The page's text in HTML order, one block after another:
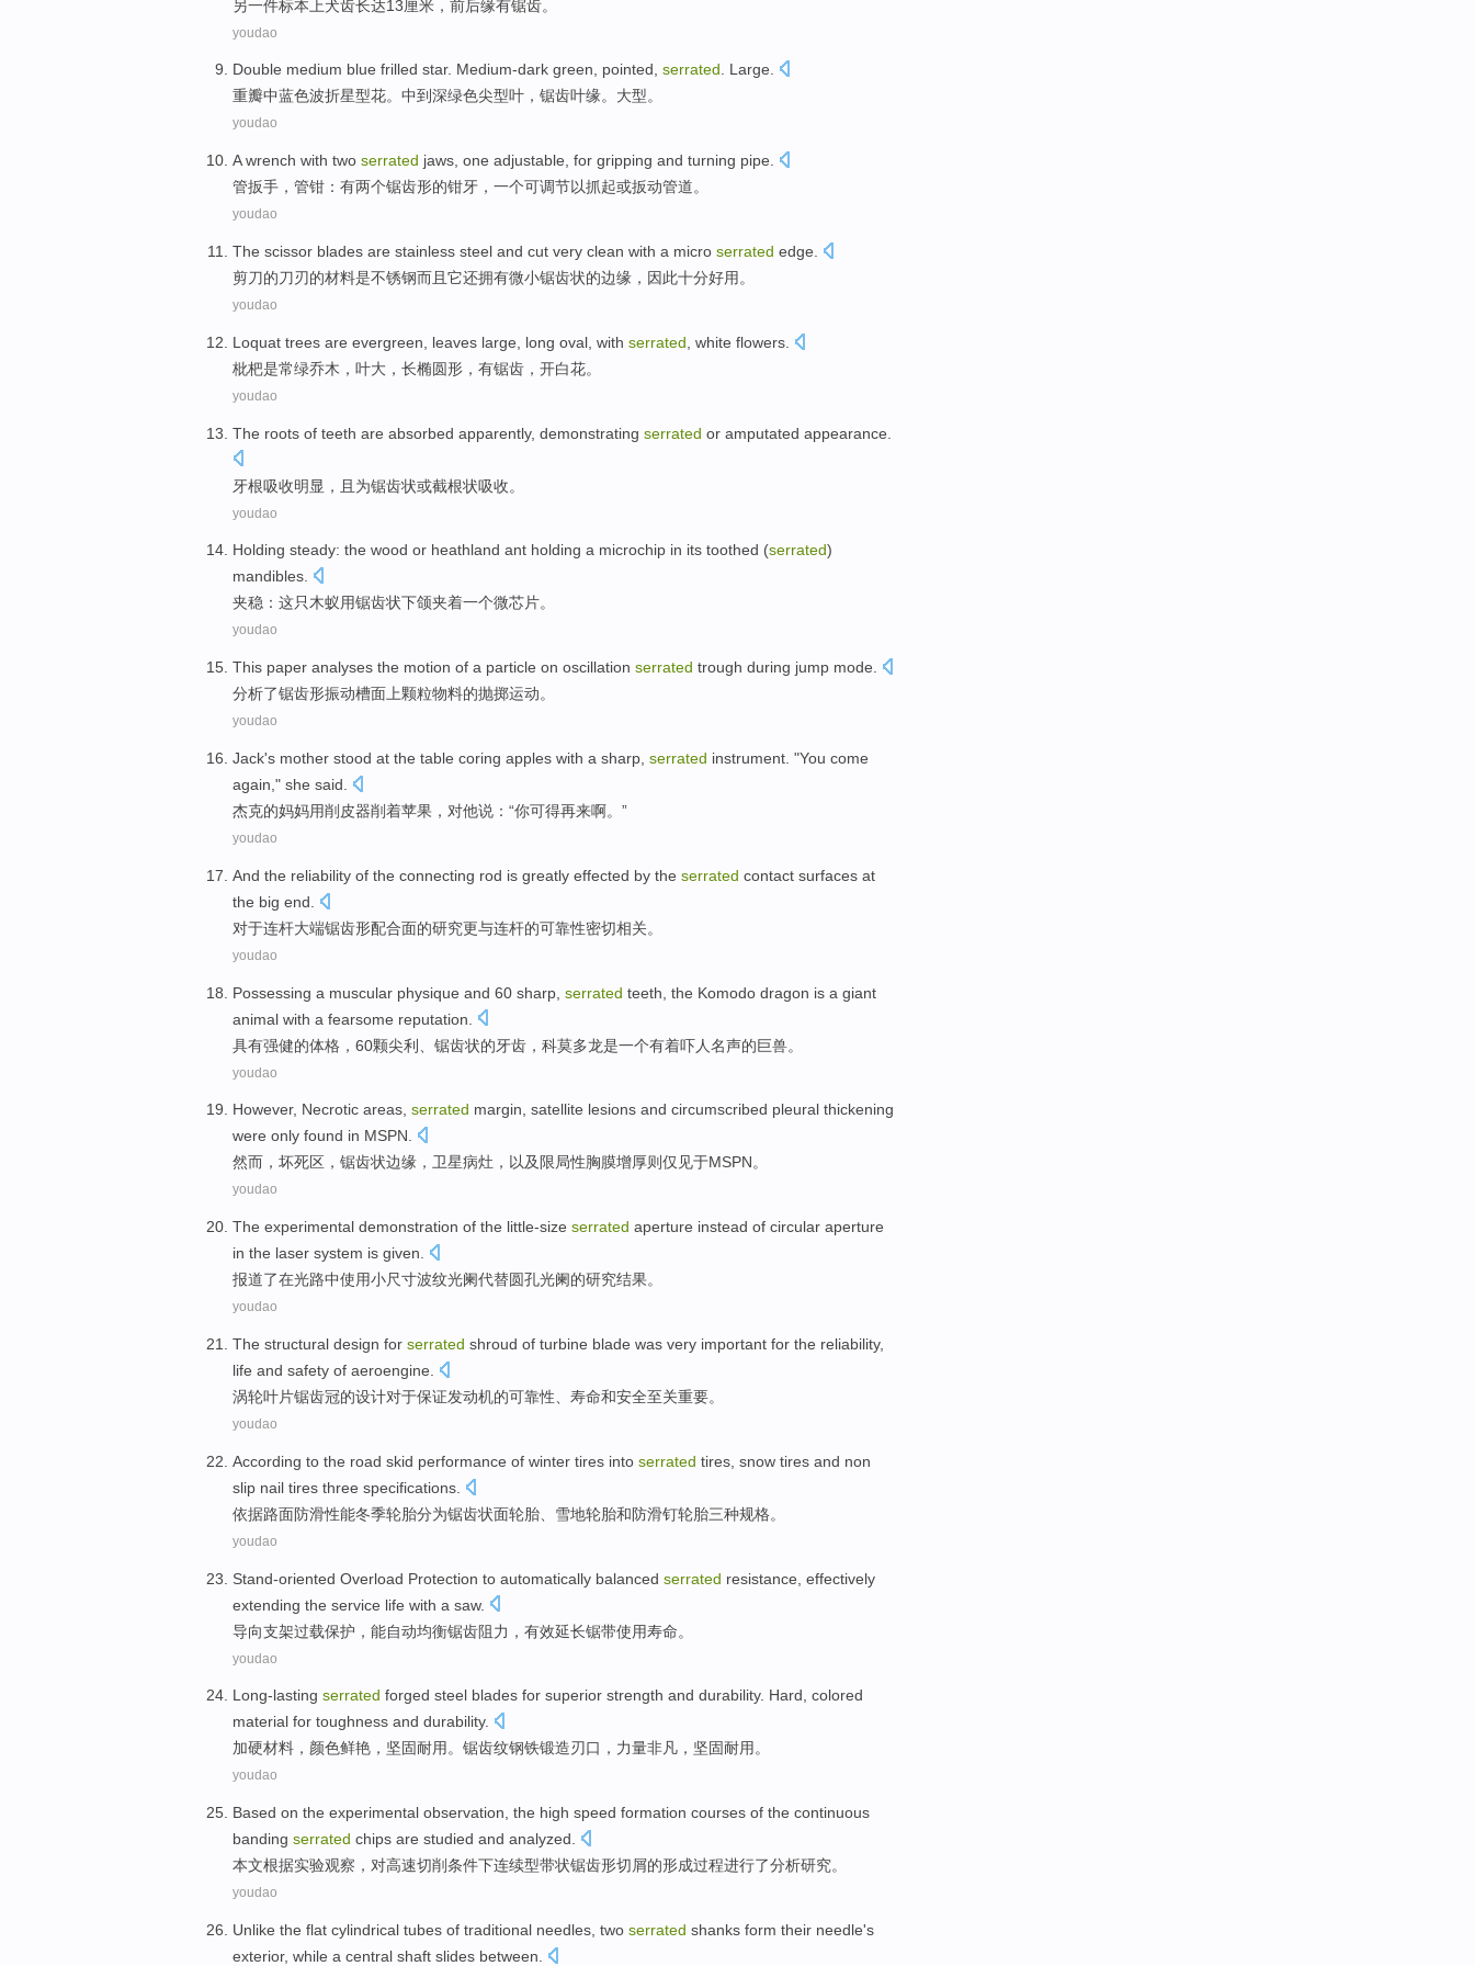
另一件标本 上犬齿长达13厘米 ， 前后缘有锯齿。
youdao
Double medium blue frilled star. Medium-dark green, pointed, serrated. Large.
重瓣中蓝色波折星型花。中到深绿色尖型叶， 锯齿叶缘。大型。
youdao
A wrench with two serrated jaws one adjustable for gripping and turning pipe
管扳手 ，管钳： 有两个锯齿形的钳牙 ， 一个可调节以抓起或扳动管道。
youdao
The scissor blades are stainless steel and cut very clean with a micro serrated edge
剪刀的刀刃 的材料是不锈钢而且 它还拥有微小锯齿状的边缘 ，因此十分好用。
youdao
Loquat trees are evergreen leaves large long oval with serrated white flowers
枇杷是常绿乔木 ， 叶大 ， 长椭圆形 ， 有锯齿 ，开白花。
youdao
The roots of teeth are absorbed apparently, demonstrating serrated or amputated appearance
牙根吸收明显 ，且为锯齿状或截根状吸收。
youdao
Holding steady: the wood or heathland ant holding a microchip in its toothed (serrated)
mandibles.
夹稳 ： 这只木蚁用锯齿状下颌夹着一个微芯片。
youdao
This paper analyses the motion of a particle on oscillation serrated trough during jump mode.
分析了锯齿形振动槽面上颗粒物料的抛掷运动。
youdao
Jack's mother stood at the table coring apples with a sharp, serrated instrument. "You come
again ," she said.
杰克的妈妈用削皮器削着苹果 ，对他说：“你可得再来啊。”
youdao
And the reliability of the connecting rod is greatly effected by the serrated contact surfaces at
the big end.
对于连杆大端锯齿形配合面的研究更与连杆的可靠性密切相关。
youdao
Possessing a muscular physique and 60 sharp serrated teeth the Komodo dragon is a giant
animal with a fearsome reputation
具有强健的体格 ， 60颗尖利 锯齿状的牙齿 ， 科莫多龙是一个有着吓人名声的巨兽。
youdao
However, Necrotic areas, serrated margin, satellite lesions and circumscribed pleural thickening
were only found in MSPN.
然而 ， 坏死区 ， 锯齿状边缘 ， 卫星病灶 ， 以及 限局性胸膜增厚则仅见于MSPN。
youdao
The experimental demonstration of the little-size serrated aperture instead of circular aperture
in the laser system is given.
报道了在光路中使用小尺寸波纹光阑代替圆孔光阑的研究结果。
youdao
The structural design for serrated shroud of turbine blade was very important for the reliability,
life and safety of aeroengine
涡轮叶片锯齿冠的设计对于保证发动机的可靠性 寿命和安全至关重要。
youdao
According to the road skid performance of winter tires into serrated tires, snow tires and non
slip nail tires three specifications
依据路面防滑性能冬季轮胎分为锯齿状面轮胎、 雪地轮胎和防滑钉轮胎三种规格。
youdao
Stand-oriented Overload Protection to automatically balanced serrated resistance effectively
extending the service life with a saw.
导向支架过载保护 ， 能自动均衡锯齿阻力 ， 有效延长锯带使用寿命。
youdao
Long-lasting serrated forged steel blades for superior strength and durability. Hard, colored
material for toughness and durability.
加硬材料 ， 颜色鲜艳 ， 坚固耐用。 锯齿纹钢铁锻造刃口， 力量非凡，坚固耐用。
youdao
Based on the experimental observation the high speed formation courses of the continuous
banding serrated chips are studied and analyzed
本文根据实验观察 ， 对高速切削条件下连续型带状锯齿形切屑的形成过程进行了分析研究。
youdao
Unlike the flat cylindrical tubes of traditional needles two serrated shanks form their needle's
exterior, while a central shaft slides between